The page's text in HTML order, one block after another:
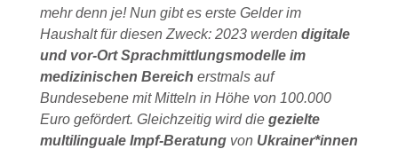
mehr denn je! Nun gibt es erste Gelder im
Haushalt für diesen Zweck: 2023 werden digitale
und vor-Ort Sprachmittlungsmodelle im
medizinischen Bereich erstmals auf
Bundesebene mit Mitteln in Höhe von 100.000
Euro gefördert. Gleichzeitig wird die gezielte
multilinguale Impf-Beratungvon Ukrainer*innen